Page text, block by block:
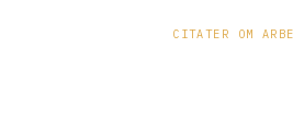
CITATER OM